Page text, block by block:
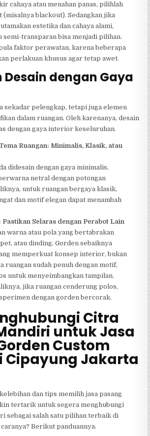
cahaya atau menahan panas, pilihlah
(misalnya blackout). Sedangkan jika
estetika dan cahaya alami,
semi-transparan bisa menjadi pilihan.
faktor perawatan, karena beberapa
perlakuan khusus agar tetap awet.
Desain dengan Gaya
sekadar pelengkap, tetapi juga elemen
dalam ruangan. Oleh karenanya, desain
dengan gaya interior keseluruhan.
Ruangan: Minimalis, Klasik, atau
didesain dengan gaya minimalis,
netral dengan potongan
untuk ruangan bergaya klasik,
dan motif elegan dapat menambah
Pastikan Selaras dengan Perabot Lain
warna atau pola yang bertabrakan
atau dinding. Gorden sebaiknya
memperkuat konsep interior, bukan
ruangan sudah penuh dengan motif,
untuk menyeimbangkan tampilan.
jika ruangan cenderung polos,
dengan gorden bercorak.
Citra
untuk Jasa
Custom
Cipayung Jakarta
dan tips memilih jasa pasang
tertarik untuk segera menghubungi
sebagai salah satu pilihan terbaik di
Berikut panduannya.